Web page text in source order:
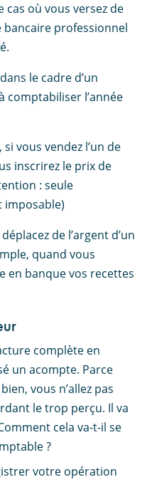
où vous versez de
bancaire professionnel
le cadre d’un
comptabiliser l’année
, si vous vendez l’un de
inscrirez le prix de
: seule
imposable)
de l’argent d’un
quand vous
en banque vos recettes
complète en
un acompte. Parce
vous n’allez pas
le trop perçu. Il va
cela va-t-il se
?
votre opération